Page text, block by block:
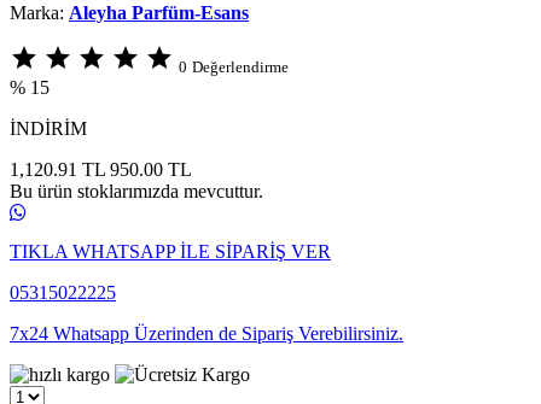
Marka: Aleyha Parfüm-Esans
star star star star star 0 Değerlendirme
% 15
İNDİRİM
1,120.91 TL 950.00 TL
Bu ürün stoklarımızda mevcuttur.
TIKLA WHATSAPP İLE SİPARİŞ VER
05315022225
7x24 Whatsapp Üzerinden de Sipariş Verebilirsiniz.